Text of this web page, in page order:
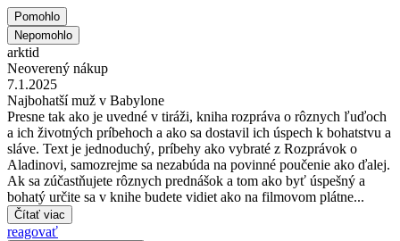
Pomohlo
Nepomohlo
arktid
Neoverený nákup
7.1.2025
Najbohatší muž v Babylone
Presne tak ako je uvedné v tiráži, kniha rozpráva o rôznych ľuďoch
a ich životných príbehoch a ako sa dostavil ich úspech k bohatstvu a
sláve. Text je jednoduchý, príbehy ako vybraté z Rozprávok o
Aladinovi, samozrejme sa nezabúda na povinné poučenie ako ďalej.
Ak sa zúčastňujete rôznych prednášok a tom ako byť úspešný a
bohatý určite sa v knihe budete vidiet ako na filmovom plátne...
Čítať viac
reagovať